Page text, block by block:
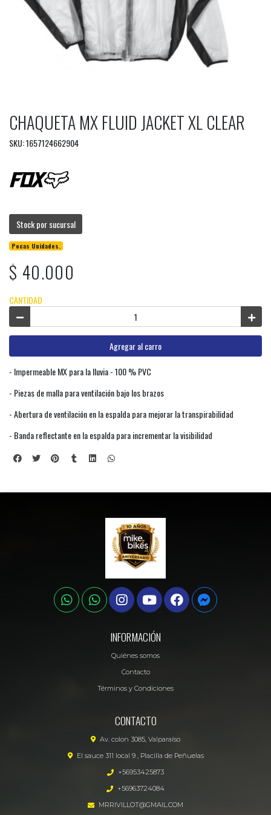
CHAQUETA MX FLUID JACKET XL CLEAR
SKU: 1657124662904
Stock por sucursal
Pocas Unidades.
$ 40.000
CANTIDAD
Agregar al carro
- Impermeable MX para la lluvia - 100 % PVC
- Piezas de malla para ventilación bajo los brazos
- Abertura de ventilación en la espalda para mejorar la transpirabilidad
- Banda reflectante en la espalda para incrementar la visibilidad
INFORMACIÓN
Quiénes somos
Contacto
Términos y Condiciones
CONTACTO
Av. colon 3085, Valparaíso
El sauce 311 local 9 , Placilla de Peñuelas
+56953425873
+56963724084
MRRIVILLOT@GMAIL.COM